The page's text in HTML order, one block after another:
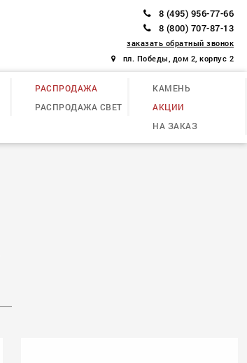
8 (495) 956-77-66
8 (800) 707-87-13
заказать обратный звонок
пл. Победы, дом 2, корпус 2
РАСПРОДАЖА
РАСПРОДАЖА СВЕТ
КАМЕНЬ
АКЦИИ
НА ЗАКАЗ